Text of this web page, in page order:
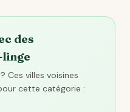
des
Ces villes voisines
cette catégorie :